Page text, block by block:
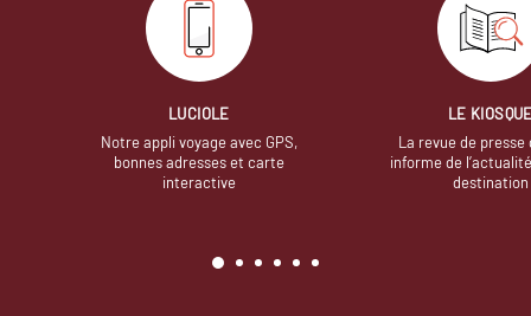
LUCIOLE
Notre appli voyage avec GPS,
bonnes adresses et carte
interactive
LE
La revue de presse
informe de
destination